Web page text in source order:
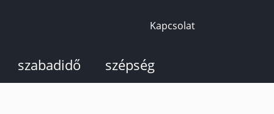
Kapcsolat
szabadidő szépség